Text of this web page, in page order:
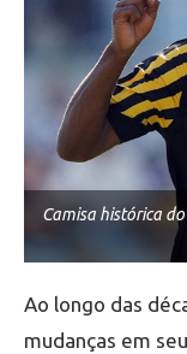
Camisa histórica
Ao longo das
mudanças em